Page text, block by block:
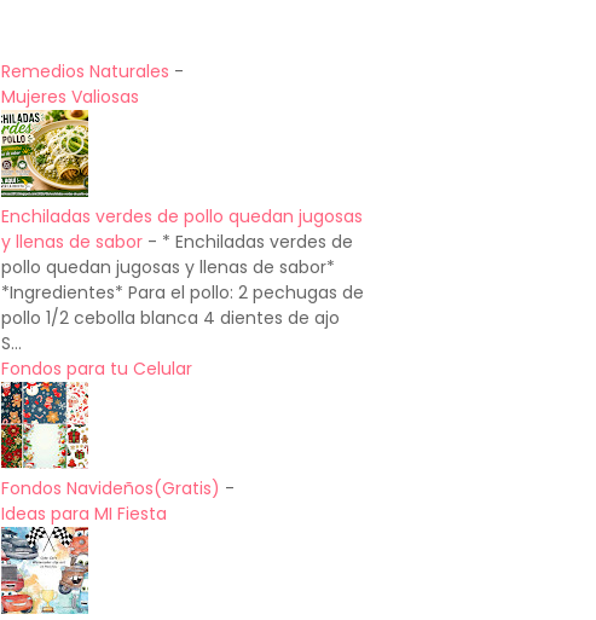
Remedios Naturales -
Mujeres Valiosas
Enchiladas verdes de pollo quedan jugosas
y llenas de sabor - * Enchiladas verdes de
pollo quedan jugosas y llenas de sabor*
*Ingredientes* Para el pollo: 2 pechugas de
pollo 1/2 cebolla blanca 4 dientes de ajo
S...
Fondos para tu Celular
Fondos Navideños(Gratis) -
Ideas para MI Fiesta